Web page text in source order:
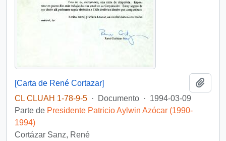
[Carta de René Cortazar]
CL CLUAH 1-78-9-5 · Documento · 1994-03-09
Parte de Presidente Patricio Aylwin Azócar (1990-
1994)
Cortázar Sanz, René